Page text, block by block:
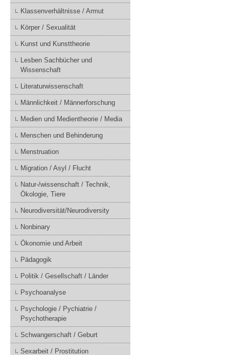
Klassenverhältnisse / Armut
Körper / Sexualität
Kunst und Kunsttheorie
Lesben Sachbücher und
Wissenschaft
Literaturwissenschaft
Männlichkeit / Männerforschung
Medien und Medientheorie / Media
Menschen und Behinderung
Menstruation
Migration / Asyl / Flucht
Natur-/wissenschaft / Technik,
Ökologie, Tiere
Neurodiversität/Neurodiversity
Nonbinary
Ökonomie und Arbeit
Pädagogik
Politik / Gesellschaft / Länder
Psychoanalyse
Psychologie / Pychiatrie /
Psychotherapie
Schwangerschaft / Geburt
Sexarbeit / Prostitution